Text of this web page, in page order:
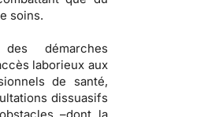
soins.
démarches
laborieux aux
de santé,
dissuasifs